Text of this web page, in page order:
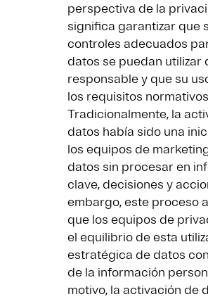
perspectiva de la
significa garantizar que
controles adecuados
datos se puedan utilizar
responsable y que su
los requisitos
Tradicionalmente, la
datos había sido una
los equipos de
datos sin procesar en
clave, decisiones y
embargo, este proceso
que los equipos de
el equilibrio de esta
estratégica de datos
de la información
motivo, la activación de